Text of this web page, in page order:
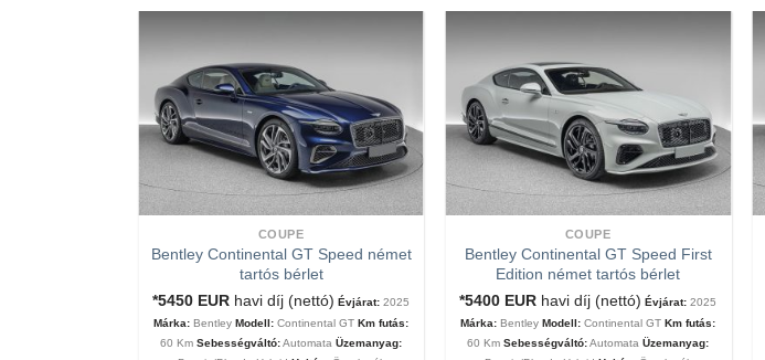
COUPE
Bentley Continental GT Speed német
tartós bérlet
*5450 EUR havi díj (nettó) Évjárat: 2025
Márka: Bentley Modell: Continental GTKm futás:
60 KmSebességváltó:AutomataÜzemanyag:
COUPE
Bentley Continental GT Speed First
Edition német tartós bérlet
*5400 EUR havi díj (nettó) Évjárat: 2025
Márka: Bentley Modell: Continental GTKm futás:
60 KmSebességváltó:AutomataÜzemanyag: